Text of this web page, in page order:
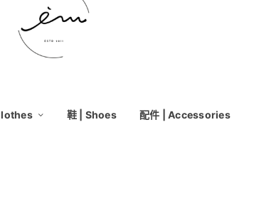
鞋 | Shoes 配件 | Accessories